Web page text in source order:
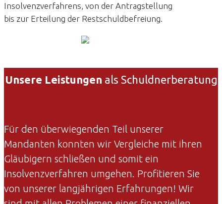
Insolvenzverfahrens, von der Antragstellung
bis zur Erteilung der Restschuldbefreiung.
Unsere Leistungen als Schuldnerberatung
Für den überwiegenden Teil unserer
Mandanten konnten wir Vergleiche mit ihren
Gläubigern schließen und somit ein
Insolvenzverfahren umgehen. Profitieren Sie
von unserer langjährigen Erfahrungen! Wir